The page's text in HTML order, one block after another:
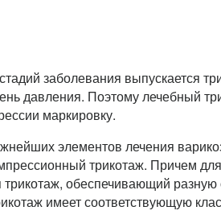
заболевания выпускается
давления. Поэтому лечебный
маркировку.
элементов лечения
трикотаж. Причем
трикотаж, обеспечивающий
имеет соответствующую